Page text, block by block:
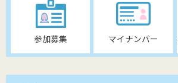
参加募集 マイナンバー